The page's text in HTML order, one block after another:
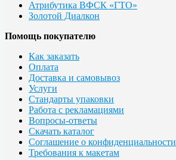
Атрибутика ВФСК «ГТО»
Золотой Диалкон
Помощь покупателю
Как заказать
Оплата
Доставка и самовывоз
Услуги
Стандарты упаковки
Работа с рекламациями
Вопросы-ответы
Скачать каталог
Соглашение о конфиденциальности
Требования к макетам